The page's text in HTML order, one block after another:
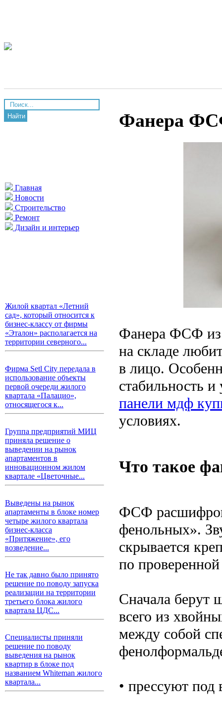
Найти
Главная
Новости
Строительство
Ремонт
Дизайн и интерьер
Жилой квартал «Летний
сад», который относится к
бизнес-классу от фирмы
«Эталон» располагается на
территории северного...
Фирма Setl City передала в
использование объекты
первой очереди жилого
квартала «Палацио»,
относящегося к...
Группа предприятий МИЦ
приняла решение о
выведении на рынок
апартаментов в
инновационном жилом
квартале «Цветочные...
Выведены на рынок
апартаменты в блоке номер
четыре жилого квартала
бизнес-класса
«Притяжение», его
возведение...
Не так давно было принято
решение по поводу запуска
реализации на территории
третьего блока жилого
квартала ЦДС...
Специалисты приняли
решение по поводу
выведения на рынок
квартир в блоке под
названием Whiteman жилого
квартала...
Фанера
Фанера ФСФ из
на складе
в лицо.
стабильность
панели мдф
условиях.
Что такое
ФСФ
фенольных».
скрывается
по
Сначала берут
всего из
между собой
• прессуют